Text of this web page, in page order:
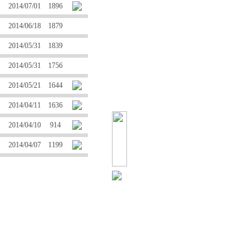
2014/07/01 1896
2014/06/18 1879
2014/05/31 1839
2014/05/31 1756
2014/05/21 1644
2014/04/11 1636
2014/04/10 914
2014/04/07 1199